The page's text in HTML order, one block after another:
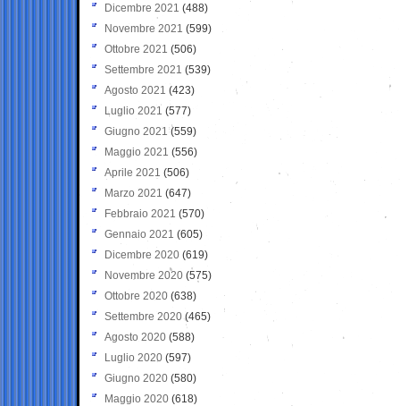
Dicembre 2021 (488)
Novembre 2021 (599)
Ottobre 2021 (506)
Settembre 2021 (539)
Agosto 2021 (423)
Luglio 2021 (577)
Giugno 2021(559)
Maggio 2021 (556)
Aprile 2021 (506)
Marzo 2021 (647)
Febbraio 2021 (570)
Gennaio 2021 (605)
Dicembre 2020 (619)
Novembre 2020 (575)
Ottobre 2020 (638)
Settembre 2020(465)
Agosto 2020 (588)
Luglio 2020 (597)
Giugno 2020 (580)
Maggio 2020 (618)